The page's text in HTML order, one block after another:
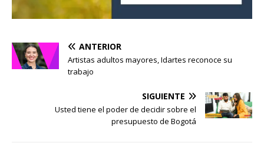
ANTERIOR
Artistas adultos mayores, Idartes reconoce su
trabajo
SIGUIENTE
Usted tiene el poder de decidir sobre el
presupuesto de Bogotá